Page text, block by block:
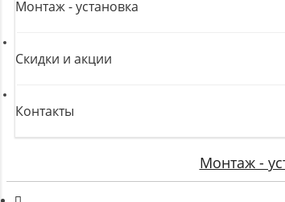
Монтаж - установка
Скидки и акции
Контакты
Монтаж -